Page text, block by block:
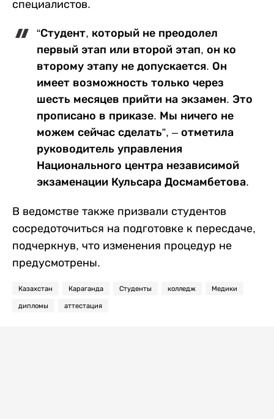
специалистов.
“Студент, который не преодолел
первый этап или второй этап, он ко
второму этапу не допускается. Он
имеет возможность только через
шесть месяцев прийти на экзамен. Это
прописано в приказе. Мы ничего не
можем сейчас сделать”, – отметила
руководитель управления
Национального центра независимой
экзаменации Кульсара Досмамбетова.
В ведомстве также призвали студентов
сосредоточиться на подготовке к пересдаче,
подчеркнув, что изменения процедур не
предусмотрены.
Казахстан Караганда Студенты колледж Медики
дипломы аттестация